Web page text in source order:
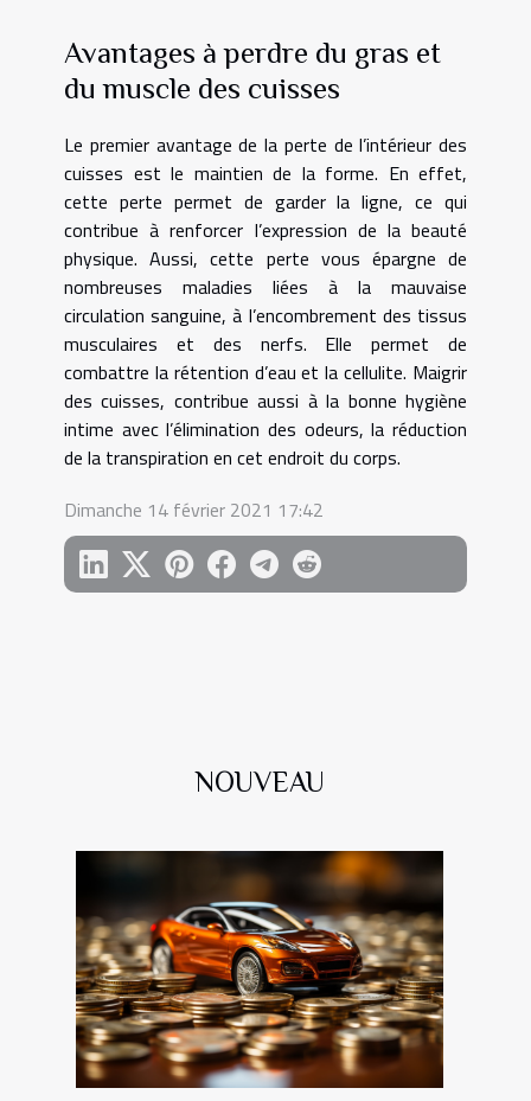
Avantages à perdre du gras et
du muscle des cuisses
Le premier avantage de la perte de l’intérieur des
cuisses est le maintien de la forme. En effet,
cette perte permet de garder la ligne, ce qui
contribue à renforcer l’expression de la beauté
physique. Aussi, cette perte vous épargne de
nombreuses maladies liées à la mauvaise
circulation sanguine, à l’encombrement des tissus
musculaires et des nerfs. Elle permet de
combattre la rétention d’eau et la cellulite. Maigrir
des cuisses, contribue aussi à la bonne hygiène
intime avec l’élimination des odeurs, la réduction
de la transpiration en cet endroit du corps.
Dimanche 14 février 2021 17:42
NOUVEAU